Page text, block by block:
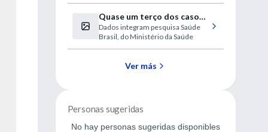
Quase um terço dos casos
de malária ocorre em
crianças de até 12 anos
Dados integram pesquisa Saúde
Brasil, do Ministério da Saúde
Ver más
Personas sugeridas
No hay personas sugeridas disponibles